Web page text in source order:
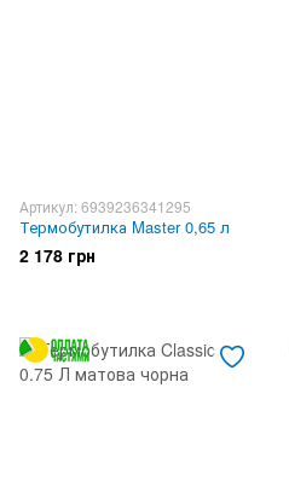
Артикул: 6939236341295
Термобутилка Master 0,65 л
2 178 грн